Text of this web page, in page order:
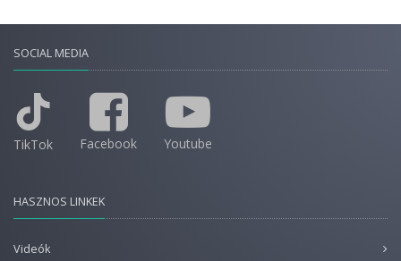
SOCIAL MEDIA
TikTok Facebook Youtube
HASZNOS LINKEK
Videók